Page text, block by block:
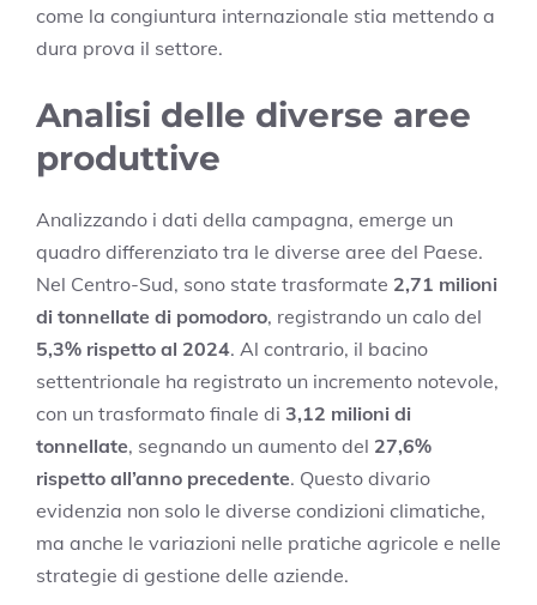
come la congiuntura internazionale stia mettendo a
dura prova il settore.
Analisi delle diverse aree
produttive
Analizzando i dati della campagna, emerge un
quadro differenziato tra le diverse aree del Paese.
Nel Centro-Sud, sono state trasformate 2,71 milioni
di tonnellate di pomodoro, registrando un calo del
5,3% rispetto al 2024. Al contrario, il bacino
settentrionale ha registrato un incremento notevole,
con un trasformato finale di 3,12 milioni di
tonnellate, segnando un aumento del 27,6%
rispetto all’anno precedente. Questo divario
evidenzia non solo le diverse condizioni climatiche,
ma anche le variazioni nelle pratiche agricole e nelle
strategie di gestione delle aziende.